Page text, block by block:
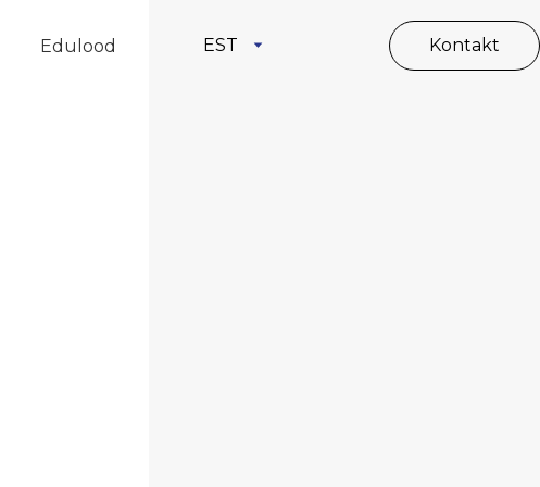
Edulood EST Kontakt